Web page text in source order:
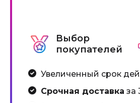
Выбор
покупателей
Увеличенный срок
Срочная доставка за